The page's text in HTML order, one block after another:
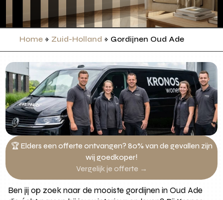
Home» Zuid-Holland » Gordijnen Oud Ade
🏆 Elders een offerte ontvangen? 80% van de gevallen zijn
wij goedkoper!
Vergelijk je offerte →
Ben jij op zoek naar de mooiste gordijnen in Oud Ade